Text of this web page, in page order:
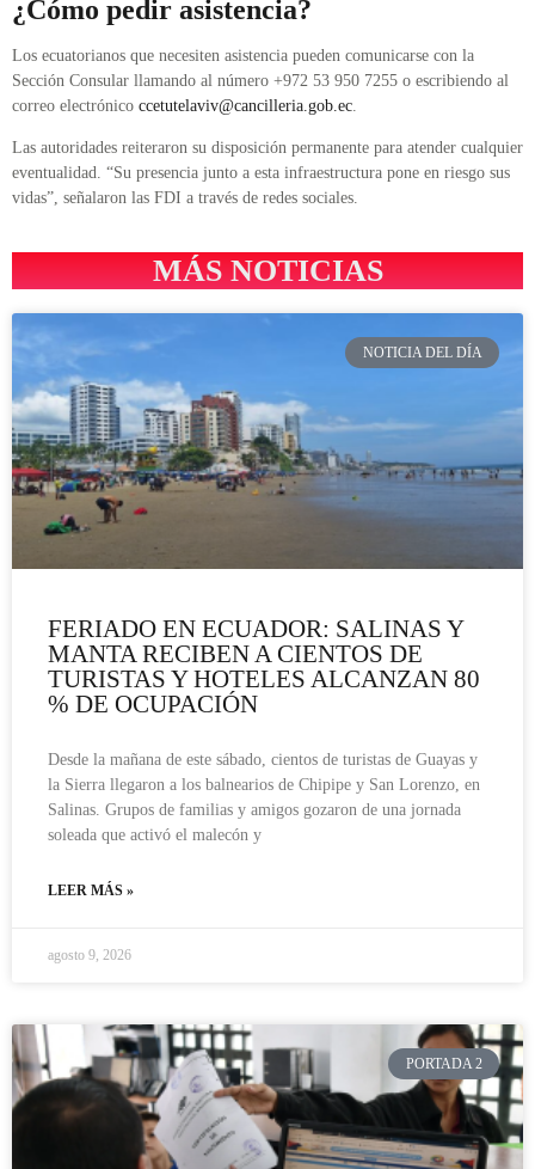
¿Cómo pedir asistencia?
Los ecuatorianos que necesiten asistencia pueden comunicarse con la
Sección Consular llamando al número +972 53 950 7255 o escribiendo al
correo electrónico ccetutelaviv@cancilleria.gob.ec
Las autoridades reiteraron su disposición permanente para atender cualquier
eventualidad. “Su presencia junto a esta infraestructura pone en riesgo sus
vidas”, señalaron las FDI a través de redes sociales.
MÁS NOTICIAS
NOTICIA DEL DÍA
FERIADO EN ECUADOR: SALINAS Y
MANTA RECIBEN A CIENTOS DE
TURISTAS Y HOTELES ALCANZAN 80
% DE OCUPACIÓN
Desde la mañana de este sábado, cientos de turistas de Guayas y
la Sierra llegaron a los balnearios de Chipipe y San Lorenzo, en
Salinas. Grupos de familias y amigos gozaron de una jornada
soleada que activó el malecón y
LEER MÁS »
agosto 9, 2026
PORTADA 2